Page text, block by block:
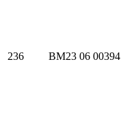
236 BM23 06 00394